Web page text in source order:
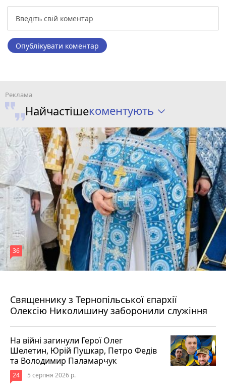
Опублікувати коментар
Найчастішекоментують
Священнику з Тернопільської єпархії
Олексію Николишину заборонили служіння
36
На війні загинули Герої Олег
Шелетин, Юрій Пушкар, Петро Федів
та Володимир Паламарчук
24 5 серпня 2026 р.